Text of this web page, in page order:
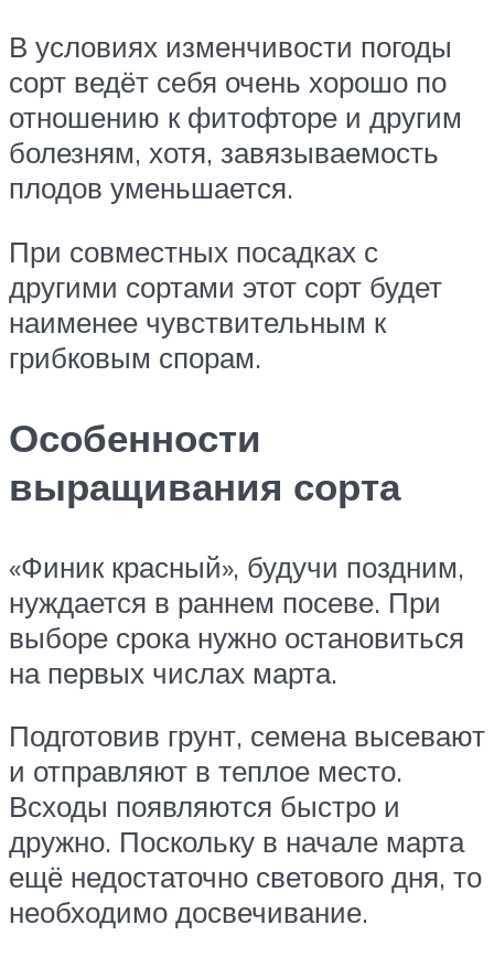
В условиях изменчивости погоды
сорт ведёт себя очень хорошо по
отношению к фитофторе и другим
болезням, хотя, завязываемость
плодов уменьшается.
При совместных посадках с
другими сортами этот сорт будет
наименее чувствительным к
грибковым спорам.
Особенности
выращивания сорта
«Финик красный», будучи поздним,
нуждается в раннем посеве. При
выборе срока нужно остановиться
на первых числах марта.
Подготовив грунт, семена высевают
и отправляют в теплое место.
Всходы появляются быстро и
дружно. Поскольку в начале марта
ещё недостаточно светового дня, то
необходимо досвечивание.